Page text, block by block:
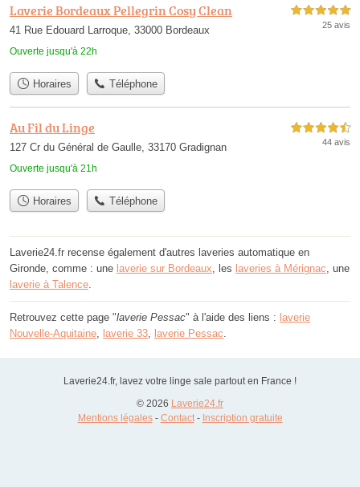
Laverie Bordeaux Pellegrin Cosy Clean
41 Rue Edouard Larroque, 33000 Bordeaux
Ouverte jusqu'à 22h
5,0 étoiles sur 5
25 avis
Horaires Téléphone
Au Fil du Linge
127 Cr du Général de Gaulle, 33170 Gradignan
Ouverte jusqu'à 21h
4,5 étoiles sur 5
44 avis
Horaires Téléphone
Laverie24.fr recense également d'autres laveries automatique en
Gironde, comme : une laverie sur Bordeaux, les laveries à Mérignac, une
laverie à Talence.
Retrouvez cette page "laverie Pessac" à l'aide des liens : laverie
Nouvelle-Aquitaine, laverie 33, laverie Pessac.
Laverie24.fr, lavez votre linge sale partout en France !
© 2026 Laverie24.fr
Mentions légales- Contact- Inscription gratuite